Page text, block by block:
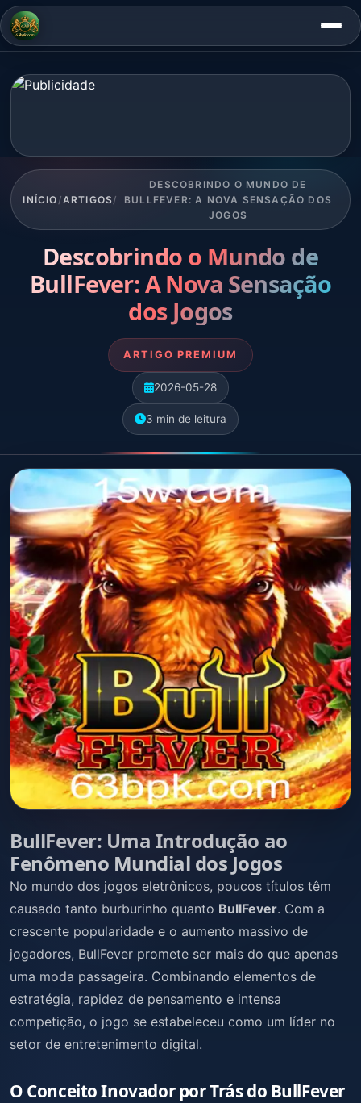
INÍCIO /ARTIGOS/
DESCOBRINDO O MUNDO DE
BULLFEVER: A NOVA SENSAÇÃO DOS
JOGOS
Descobrindo o Mundo de
BullFever: A Nova Sensação
dos Jogos
ARTIGO PREMIUM
2026-05-28
3 min de leitura
BullFever: Uma Introdução ao
Fenômeno Mundial dos Jogos
No mundo dos jogos eletrônicos, poucos títulos têm
causado tanto burburinho quanto BullFever. Com a
crescente popularidade e o aumento massivo de
jogadores, BullFever promete ser mais do que apenas
uma moda passageira. Combinando elementos de
estratégia, rapidez de pensamento e intensa
competição, o jogo se estabeleceu como um líder no
setor de entretenimento digital.
O Conceito Inovador por Trás do BullFever